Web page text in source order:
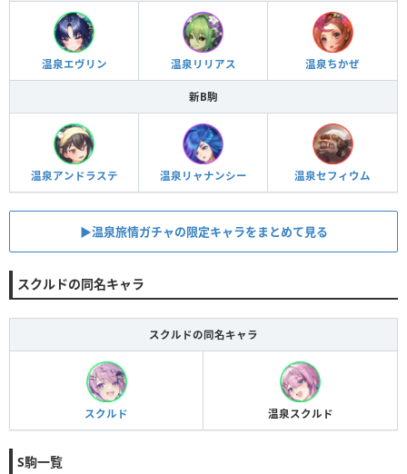
温泉エヴリン 温泉リリアス 温泉ちかぜ
新B駒
温泉アンドラステ 温泉リャナンシー 温泉セフィウム
▶︎温泉旅情ガチャの限定キャラをまとめて見る
スクルドの同名キャラ
スクルドの同名キャラ
スクルド 温泉スクルド
S駒一覧